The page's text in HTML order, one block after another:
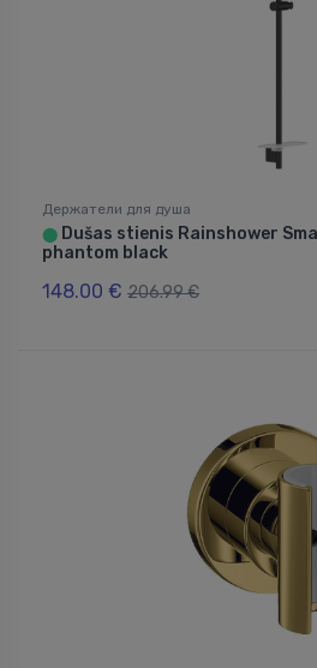
Держатели для душа
⬤ Dušas stienis Rainshower
phantom black
148.00 € 206.99 €